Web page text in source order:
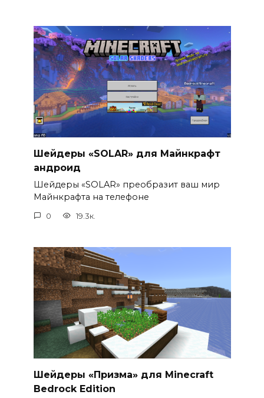
Шейдеры «SOLAR» для Майнкрафт
андроид
Шейдеры «SOLAR» преобразит ваш мир
Майнкрафта на телефоне
0 19.3к.
Шейдеры «Призма» для Minecraft
Bedrock Edition